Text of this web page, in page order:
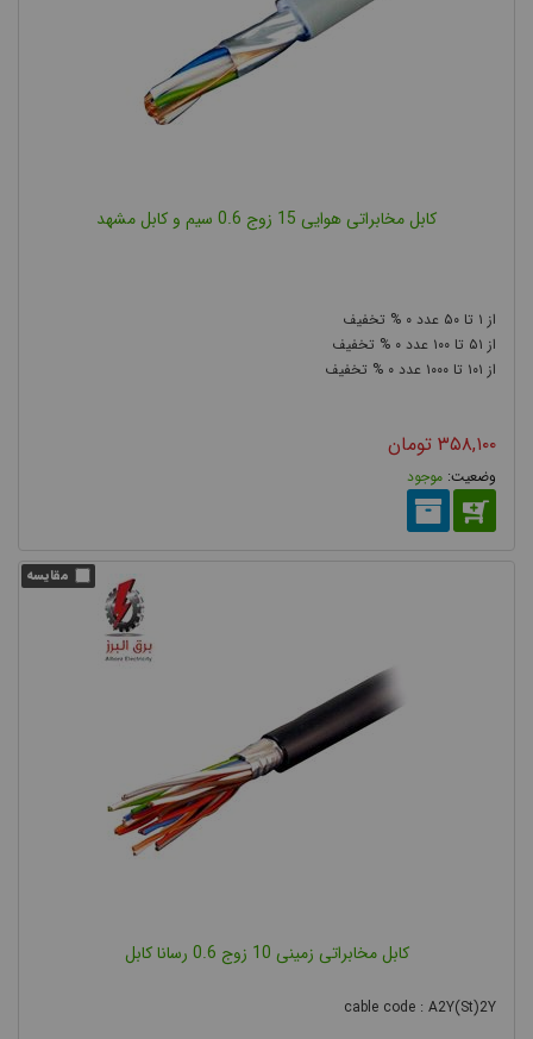
کابل مخابراتی هوایی 15 زوج 0.6 سیم و کابل مشهد
۱ ۵۰
۰
۵۱
۱۰۰
۰
۱۰۱
۱۰۰۰ ۰
۳۵۸,۱۰۰ تومان
موجود
کابل مخابراتی زمینی 10 زوج 0.6 رسانا کابل
cable code : A2Y(St)2Y